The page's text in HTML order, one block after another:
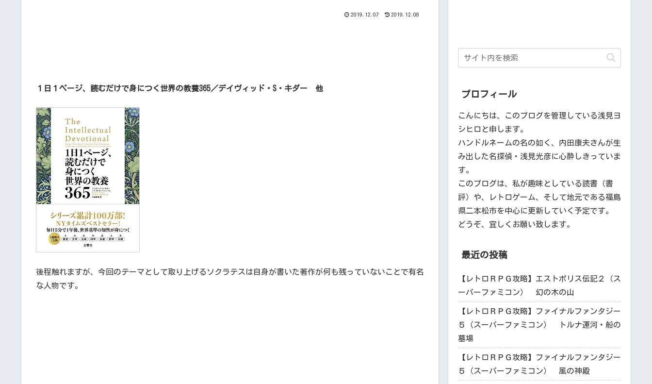
2019.12.07 2019.12.08
１日１ページ、読むだけで身につく世界の教養365／デイヴィッド・S・キダー 他
後程触れますが、今回のテーマとして取り上げるソクラテスは自身が書いた著作が何も残っていないことで有名
な人物です。
プロフィール
こんにちは、このブログを管理している浅見ヨ
シヒロと申します。
ハンドルネームの名の如く、内田康夫さんが生
み出した名探偵・浅見光彦に心酔しきっていま
す。
このブログは、私が趣味としている読書（書
評）や、レトロゲーム、そして地元である福島
県二本松市を中心に更新していく予定です。
どうぞ、宜しくお願い致します。
最近の投稿
【レトロＲＰＧ攻略】エストポリス伝記２（ス
ーパーファミコン） 幻の木の山
【レトロＲＰＧ攻略】ファイナルファンタジー
５（スーパーファミコン） トルナ運河・船の
墓場
【レトロＲＰＧ攻略】ファイナルファンタジー
５（スーパーファミコン） 風の神殿